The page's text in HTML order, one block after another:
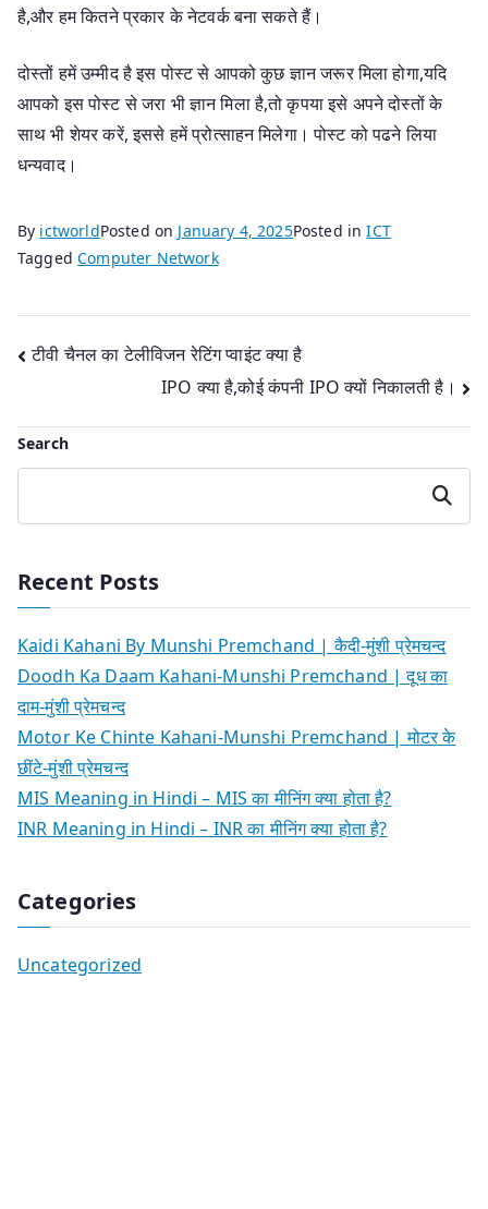
है,और हम कितने प्रकार के नेटवर्क बना सकते हैं।
दोस्तों हमें उम्मीद है इस पोस्ट से आपको कुछ ज्ञान जरूर मिला होगा,यदि
आपको इस पोस्ट से जरा भी ज्ञान मिला है,तो कृपया इसे अपने दोस्तों के
साथ भी शेयर करें, इससे हमें प्रोत्साहन मिलेगा। पोस्ट को पढने लिया
धन्यवाद।
By ictworldPosted on January 4, 2025Posted inICT
TaggedComputer Network
Post
navigation
टीवी चैनल का टेलीविजन रेटिंग प्वाइंट क्या है
IPO क्या है,कोई कंपनी IPO क्यों निकालती है।
Search
Search
Recent Posts
Kaidi Kahani By Munshi Premchand | कैदी-मुंशी प्रेमचन्द
Doodh Ka Daam Kahani-Munshi Premchand | दूध का
दाम-मुंशी प्रेमचन्द
Motor Ke Chinte Kahani-Munshi Premchand | मोटर के
छींटे-मुंशी प्रेमचन्द
MIS Meaning in Hindi – MIS का मीनिंग क्या होता है?
INR Meaning in Hindi – INR का मीनिंग क्या होता है?
Categories
Uncategorized